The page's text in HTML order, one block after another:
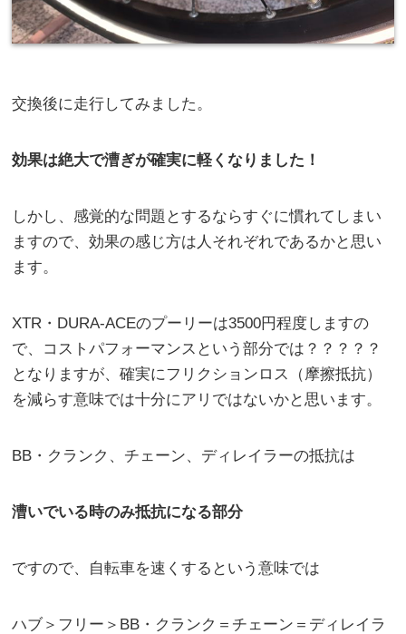
交換後に走行してみました。
効果は絶大で漕ぎが確実に軽くなりました！
しかし、感覚的な問題とするならすぐに慣れてしまい
ますので、効果の感じ方は人それぞれであるかと思い
ます。
XTR・DURA-ACEのプーリーは3500円程度しますの
で、コストパフォーマンスという部分では？？？？？
となりますが、確実にフリクションロス（摩擦抵抗）
を減らす意味では十分にアリではないかと思います。
BB・クランク、チェーン、ディレイラーの抵抗は
漕いでいる時のみ抵抗になる部分
ですので、自転車を速くするという意味では
ハブ＞フリー＞BB・クランク＝チェーン＝ディレイラ